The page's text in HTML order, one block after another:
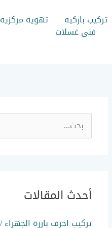
تركيب باركيه تهوية مركزية
فني غسلات
ل
ث
ن
أحدث المقالات